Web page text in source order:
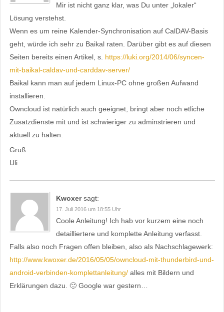
Mir ist nicht ganz klar, was Du unter „lokaler“
Lösung verstehst.
Wenn es um reine Kalender-Synchronisation auf CalDAV-Basis
geht, würde ich sehr zu Baikal raten. Darüber gibt es auf diesen
Seiten bereits einen Artikel, s. https://luki.org/2014/06/syncen-
mit-baikal-caldav-und-carddav-server/
Baikal kann man auf jedem Linux-PC ohne großen Aufwand
installieren.
Owncloud ist natürlich auch geeignet, bringt aber noch etliche
Zusatzdienste mit und ist schwieriger zu adminstrieren und
aktuell zu halten.
Gruß
Uli
Kwoxer sagt:
17. Juli 2016 um 18:55 Uhr
Coole Anleitung! Ich hab vor kurzem eine noch
detailliertere und komplette Anleitung verfasst.
Falls also noch Fragen offen bleiben, also als Nachschlagewerk:
http://www.kwoxer.de/2016/05/05/owncloud-mit-thunderbird-und-
android-verbinden-komplettanleitung/alles mit Bildern und
Erklärungen dazu. 🙂 Google war gestern…